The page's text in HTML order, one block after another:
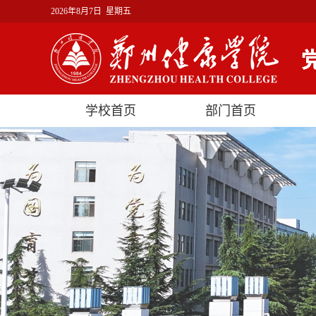
2026年8月7日 星期五
学校首页 部门首页